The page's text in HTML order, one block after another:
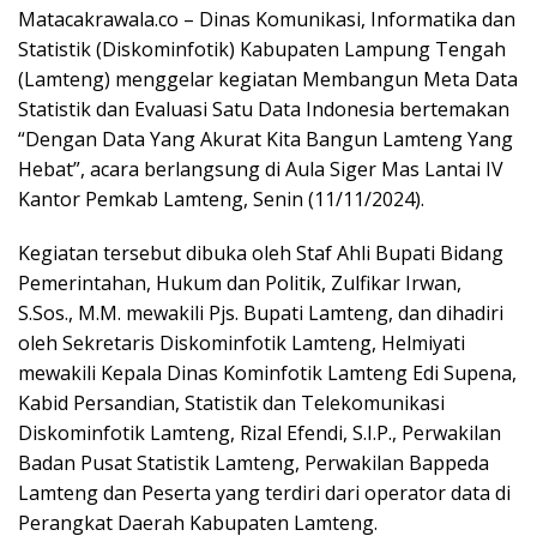
Matacakrawala.co – Dinas Komunikasi, Informatika dan
Statistik (Diskominfotik) Kabupaten Lampung Tengah
(Lamteng) menggelar kegiatan Membangun Meta Data
Statistik dan Evaluasi Satu Data Indonesia bertemakan
“Dengan Data Yang Akurat Kita Bangun Lamteng Yang
Hebat”, acara berlangsung di Aula Siger Mas Lantai IV
Kantor Pemkab Lamteng, Senin (11/11/2024).
Kegiatan tersebut dibuka oleh Staf Ahli Bupati Bidang
Pemerintahan, Hukum dan Politik, Zulfikar Irwan,
S.Sos., M.M. mewakili Pjs. Bupati Lamteng, dan dihadiri
oleh Sekretaris Diskominfotik Lamteng, Helmiyati
mewakili Kepala Dinas Kominfotik Lamteng Edi Supena,
Kabid Persandian, Statistik dan Telekomunikasi
Diskominfotik Lamteng, Rizal Efendi, S.I.P., Perwakilan
Badan Pusat Statistik Lamteng, Perwakilan Bappeda
Lamteng dan Peserta yang terdiri dari operator data di
Perangkat Daerah Kabupaten Lamteng.